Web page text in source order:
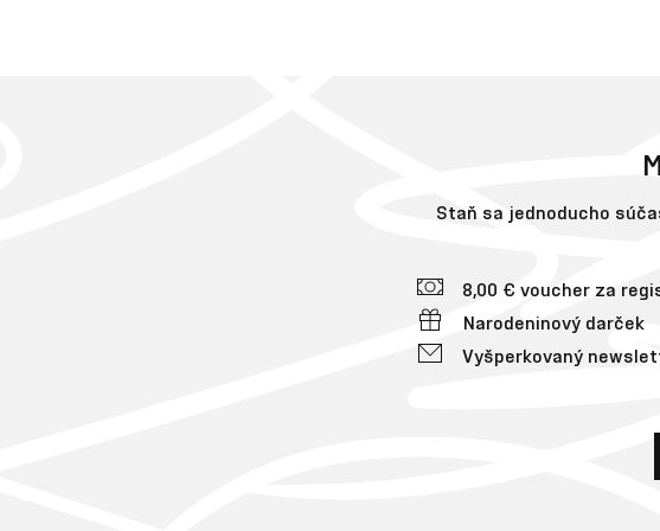
Staň sa jednoducho
8,00 € voucher za
Narodeninový darček
Vyšperkovaný